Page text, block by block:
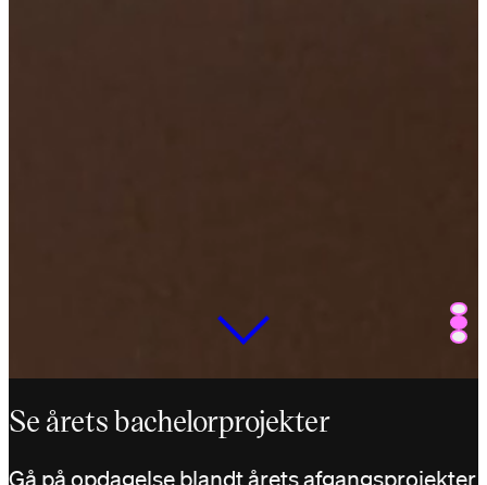
Scroll for at udforske
Se årets bachelorprojekter
Gå på opdagelse blandt årets afgangsprojekter